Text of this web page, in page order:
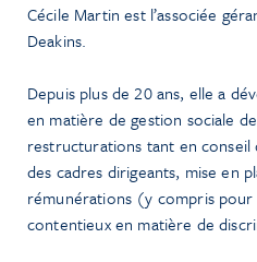
Cécile Martin est l’associée
Deakins.
Depuis plus de 20 ans, elle a
en matière de gestion sociale
restructurations tant en conseil
des cadres dirigeants, mise en
rémunérations (y compris
contentieux en matière de